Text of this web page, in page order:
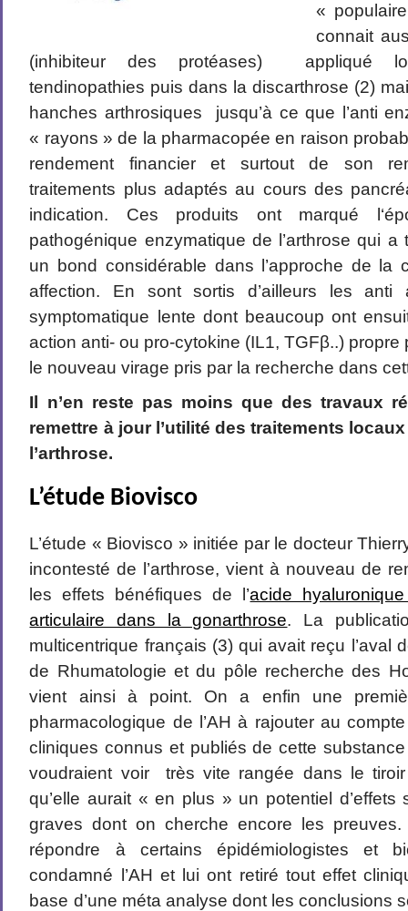
«
connait
(inhibiteur des protéases) appliqué
tendinopathies puis dans la discarthrose (2)
hanches arthrosiques jusqu’à ce que l’anti
« rayons » de la pharmacopée en raison
rendement financier et surtout de son
traitements plus adaptés au cours des
indication. Ces produits ont marqué
pathogénique enzymatique de l’arthrose qui
un bond considérable dans l’approche de la
affection. En sont sortis d’ailleurs les anti
symptomatique lente dont beaucoup ont
action anti- ou pro-cytokine (IL1, TGFβ..) propre
le nouveau virage pris par la recherche dans
Il n’en reste pas moins que des travaux
remettre à jour l’utilité des traitements
l’arthrose.
L’étude Biovisco
L’étude « Biovisco » initiée par le docteur
incontesté de l’arthrose, vient à nouveau de
les effets bénéfiques de l’acide
articulaire dans la gonarthrose. La
multicentrique français (3) qui avait reçu l’aval
de Rhumatologie et du pôle recherche des
vient ainsi à point. On a enfin une
pharmacologique de l’AH à rajouter au
cliniques connus et publiés de cette
voudraient voir très vite rangée dans le tiroir
qu’elle aurait « en plus » un potentiel d’effets
graves dont on cherche encore les
répondre à certains épidémiologistes et
condamné l’AH et lui ont retiré tout effet
base d’une méta analyse dont les conclusions